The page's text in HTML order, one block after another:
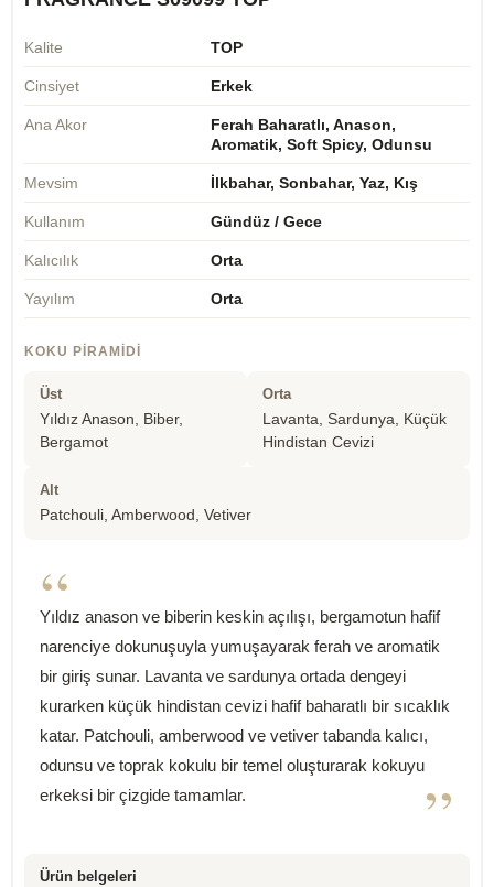
Kalite TOP
Cinsiyet Erkek
Ana Akor
Ferah Baharatlı, Anason,
Aromatik, Soft Spicy, Odunsu
Mevsim İlkbahar, Sonbahar, Yaz, Kış
Kullanım Gündüz / Gece
Kalıcılık Orta
Yayılım Orta
KOKU PIRAMIDI
Üst
Yıldız Anason, Biber,
Bergamot
Orta
Lavanta, Sardunya, Küçük
Hindistan Cevizi
Alt
Patchouli, Amberwood, Vetiver
“
Yıldız anason ve biberin keskin açılışı, bergamotun hafif
narenciye dokunuşuyla yumuşayarak ferah ve aromatik
bir giriş sunar. Lavanta ve sardunya ortada dengeyi
kurarken küçük hindistan cevizi hafif baharatlı bir sıcaklık
katar. Patchouli, amberwood ve vetiver tabanda kalıcı,
odunsu ve toprak kokulu bir temel oluşturarak kokuyu
erkeksi bir çizgide tamamlar.
”
Ürün belgeleri